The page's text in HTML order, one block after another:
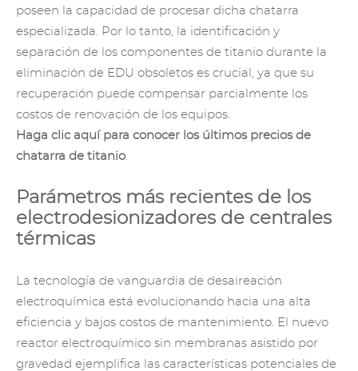
poseen la capacidad de procesar dicha chatarra
especializada. Por lo tanto, la identificación y
separación de los componentes de titanio durante la
eliminación de EDU obsoletos es crucial, ya que su
recuperación puede compensar parcialmente los
costos de renovación de los equipos.
Haga clic aquí para conocer los últimos precios de
chatarra de titanio.
Parámetros más recientes de los
electrodesionizadores de centrales
térmicas
La tecnología de vanguardia de desaireación
electroquímica está evolucionando hacia una alta
eficiencia y bajos costos de mantenimiento. El nuevo
reactor electroquímico sin membranas asistido por
gravedad ejemplifica las características potenciales de